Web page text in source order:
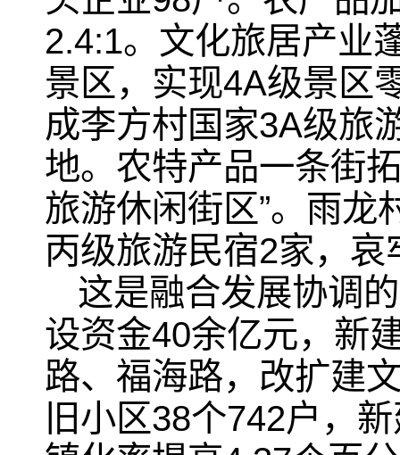
2.4:1。文化旅居产业
景区，实现4A级景区
成李方村国家3A级旅
地。农特产品一条街
旅游休闲街区”。雨
丙级旅游民宿2家，
这是融合发展协调
设资金40余亿元，新
路、福海路，改扩建
旧小区38个742户，